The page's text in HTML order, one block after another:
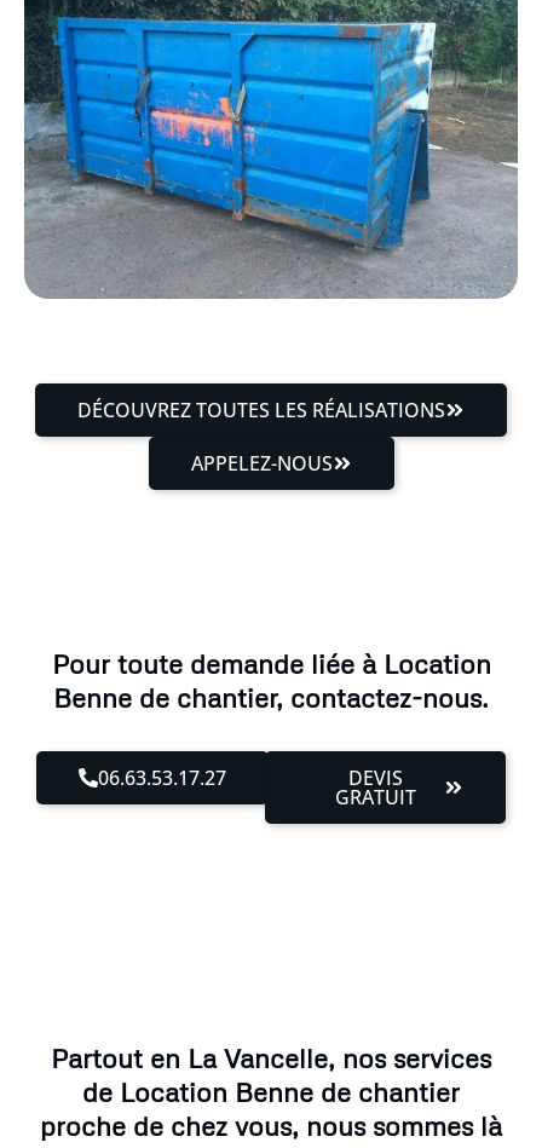
DÉCOUVREZ TOUTES LES RÉALISATIONS
APPELEZ-NOUS
Pour toute demande liée à Location
Benne de chantier, contactez-nous.
06.63.53.17.27 DEVIS
GRATUIT
Partout en La Vancelle, nos services
de Location Benne de chantier
proche de chez vous, nous sommes là